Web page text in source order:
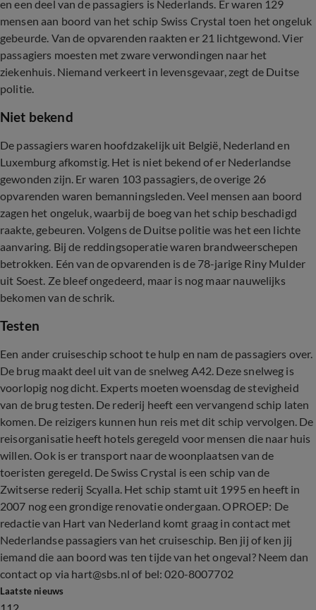
en een deel van de passagiers is Nederlands. Er waren 129
mensen aan boord van het schip Swiss Crystal toen het ongeluk
gebeurde. Van de opvarenden raakten er 21 lichtgewond. Vier
passagiers moesten met zware verwondingen naar het
ziekenhuis. Niemand verkeert in levensgevaar, zegt de Duitse
politie.
Niet bekend
De passagiers waren hoofdzakelijk uit België, Nederland en
Luxemburg afkomstig. Het is niet bekend of er Nederlandse
gewonden zijn. Er waren 103 passagiers, de overige 26
opvarenden waren bemanningsleden. Veel mensen aan boord
zagen het ongeluk, waarbij de boeg van het schip beschadigd
raakte, gebeuren. Volgens de Duitse politie was het een lichte
aanvaring. Bij de reddingsoperatie waren brandweerschepen
betrokken. Eén van de opvarenden is de 78-jarige Riny Mulder
uit Soest. Ze bleef ongedeerd, maar is nog maar nauwelijks
bekomen van de schrik.
Testen
Een ander cruiseschip schoot te hulp en nam de passagiers over.
De brug maakt deel uit van de snelweg A42. Deze snelweg is
voorlopig nog dicht. Experts moeten woensdag de stevigheid
van de brug testen. De rederij heeft een vervangend schip laten
komen. De reizigers kunnen hun reis met dit schip vervolgen. De
reisorganisatie heeft hotels geregeld voor mensen die naar huis
willen. Ook is er transport naar de woonplaatsen van de
toeristen geregeld. De Swiss Crystal is een schip van de
Zwitserse rederij Scyalla. Het schip stamt uit 1995 en heeft in
2007 nog een grondige renovatie ondergaan. OPROEP: De
redactie van Hart van Nederland komt graag in contact met
Nederlandse passagiers van het cruiseschip. Ben jij of ken jij
iemand die aan boord was ten tijde van het ongeval? Neem dan
contact op via hart@sbs.nl of bel: 020-8007702
Laatste nieuws